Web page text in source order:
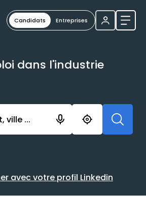
Candidats Entreprises
dans l'industrie
pour lancer l’enregistrement.
Rechercher avec votre
avec votre profil Linkedin